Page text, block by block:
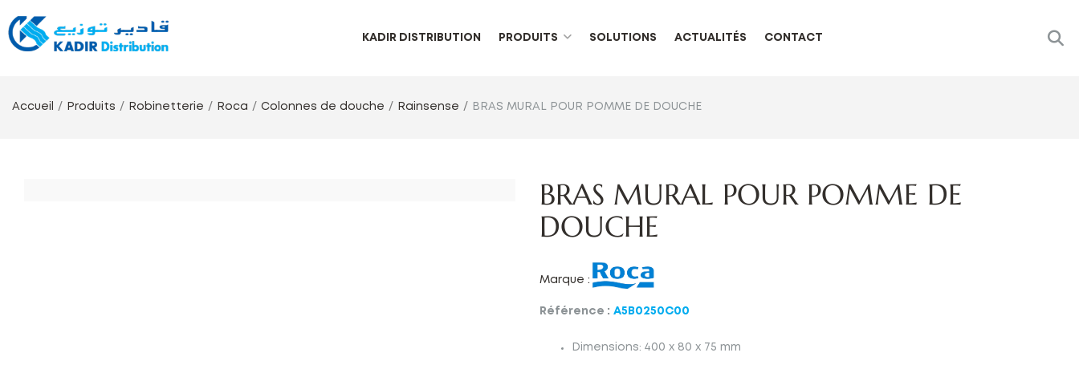
KADIR DISTRIBUTION PRODUITS SOLUTIONS ACTUALITÉS CONTACT
Accueil Produits Robinetterie Roca Colonnes de douche Rainsense BRAS MURAL POUR POMME DE DOUCHE
BRAS MURAL POUR POMME DE
DOUCHE
Marque :
Référence : A5B0250C00
Dimensions: 400 x 80 x 75 mm